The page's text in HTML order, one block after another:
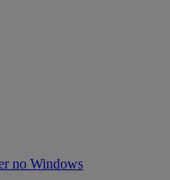
no Windows